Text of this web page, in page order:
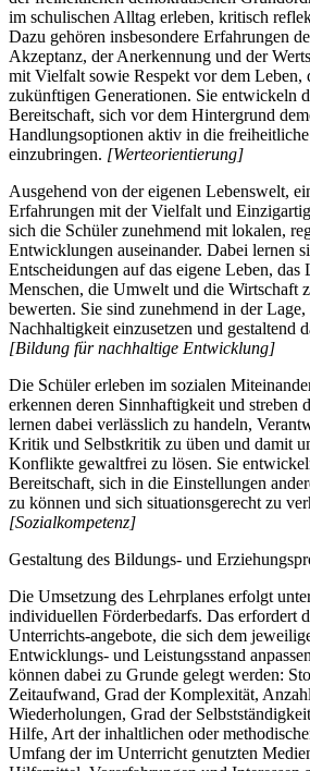
im schulischen Alltag erleben, kritisch
Dazu gehören insbesondere Erfahrungen
Akzeptanz, der Anerkennung und der
mit Vielfalt sowie Respekt vor dem Leben,
zukünftigen Generationen. Sie entwickeln
Bereitschaft, sich vor dem Hintergrund
Handlungsoptionen aktiv in die
einzubringen. [Werteorientierung]
Ausgehend von der eigenen Lebenswelt,
Erfahrungen mit der Vielfalt und
sich die Schüler zunehmend mit lokalen,
Entwicklungen auseinander. Dabei lernen
Entscheidungen auf das eigene Leben, das
Menschen, die Umwelt und die Wirtschaft
bewerten. Sie sind zunehmend in der
Nachhaltigkeit einzusetzen und gestaltend
[Bildung für nachhaltige Entwicklung]
Die Schüler erleben im sozialen
erkennen deren Sinnhaftigkeit und streben
lernen dabei verlässlich zu handeln,
Kritik und Selbstkritik zu üben und damit
Konflikte gewaltfrei zu lösen. Sie
Bereitschaft, sich in die Einstellungen
zu können und sich situationsgerecht zu
[Sozialkompetenz]
Gestaltung des Bildungs- und
Die Umsetzung des Lehrplanes erfolgt
individuellen Förderbedarfs. Das erfordert
Unterrichts-angebote, die sich dem
Entwicklungs- und Leistungsstand
können dabei zu Grunde gelegt werden:
Zeitaufwand, Grad der Komplexität,
Wiederholungen, Grad der
Hilfe, Art der inhaltlichen oder
Umfang der im Unterricht genutzten